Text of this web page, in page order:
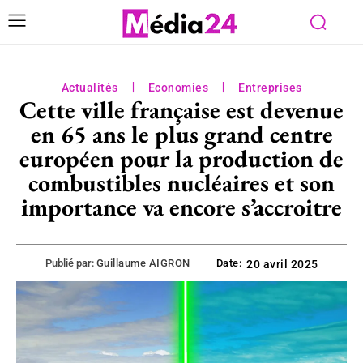
Actualités Economies Entreprises
Cette ville française est devenue
en 65 ans le plus grand centre
européen pour la production de
combustibles nucléaires et son
importance va encore s’accroitre
Publié par: Guillaume AIGRON Date: 20 avril 2025